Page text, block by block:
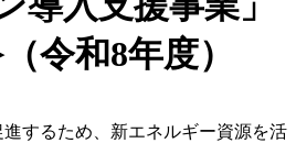
令和8年度）
するため、新エネルギー資源を活